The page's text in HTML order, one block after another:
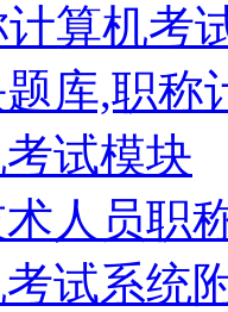
计算机考
库,职称
试模块
人员职
试系统